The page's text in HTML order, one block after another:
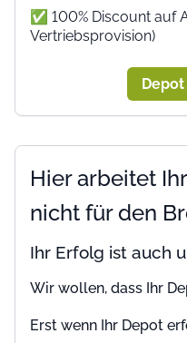
✅ 100% Discount auf
Vertriebsprovision)
Hier arbeitet
nicht für den
Ihr Erfolg ist auch
Wir wollen, dass Ihr
Erst wenn Ihr Depot